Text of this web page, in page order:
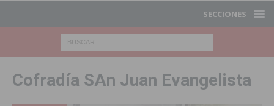
SECCIONES
Cofradía SAn Juan Evangelista